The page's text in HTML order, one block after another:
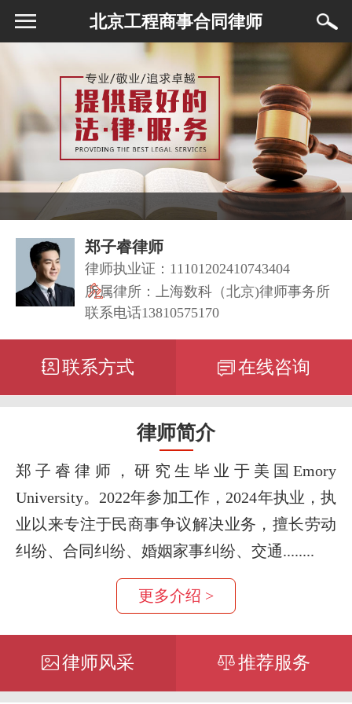
北京工程商事合同律师
郑子睿律师
律师执业证：11101202410743404
所属律所： 上海数科（北京)律师事务所
联系电话13810575170
联系方式 在线咨询
律师简介
郑子睿律师，研究生毕业于美国Emory
University。2022年参加工作，2024年执业，执
业以来专注于民商事争议解决业务，擅长劳动
纠纷、合同纠纷、婚姻家事纠纷、交通........
更多介绍 >
律师风采 推荐服务